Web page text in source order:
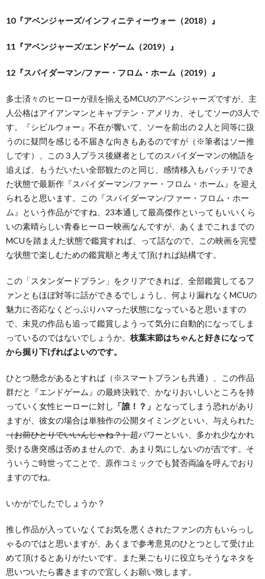
10『アベンジャーズ/インフィニティーウォー（2018）』
11『アベンジャーズ/エンドゲーム（2019）』
12『スパイダーマン/ファー・フロム・ホーム（2019）』
多士済々のヒーローが顔を揃えるMCUのアベンジャーズですが、主
人公格はアイアンマンとキャプテン・アメリカ、そしてソーの3人で
す。『シビルウォー』不在が響いて、ソーを前出の２人と同等に扱
うのに疑問を感じる不届きな向きもあるのですが（※筆者はソー推
しです）、この３人プラス後継者としてのスパイダーマンの物語を
追えば、もうだいたい全部観たのと同じ、感情移入もバッチリでき
た状態で最新作『スパイダーマン/ファー・フロム・ホーム』を迎え
られると思います。この『スパイダーマン/ファー・フロム・ホー
ム』という作品がですね、23本通して最高傑作といってもいいくら
いの素晴らしい青春ヒーロー映画なんですが、あくまでこれまでの
MCUを踏まえた状態で鑑賞すれば、って話なので、この映画を完璧
な状態で楽しむための鑑賞順と考えて頂ければ結構です。
この「スタンダードプラン」をクリアできれば、全部鑑賞してるフ
ァンともほぼ対等に話ができるでしょうし、何より漏れなくMCUの
魅力に否応なくどっぷりハマった状態になっていると思いますの
で、未見の作品も追って鑑賞しようって気分に自動的になってしま
っているのではないでしょうか。 枝葉末節はちゃんと好きになって
から掘り下げればよいのです。
ひとつ懸念があるとすれば（※スマートプランも共通）、この作品
群だと『エンドゲーム』の最終決戦で、かなりおいしいところを持
っていく女性ヒーローに対し 「誰！？」 となってしまう恐れがあり
ますが、彼女の場合は単独作の公開タイミングといい、与えられた
（お前ひとりでいいんじゃね？）超パワーといい、多かれ少なかれ
受ける唐突感は否めませんので、あまり気にしないのが吉です。そ
ういうご時世ってことで、原作コミックでも賛否両論を呼んでおり
ますのでね。
いかがでしたでしょうか？
推し作品が入っていなくてお気を悪くされたファンの方もいらっし
ゃるのではと思いますが、あくまで参考意見のひとつとして受け止
めて頂けるとありがたいです。また巣ごもりに役立ちそうなネタを
思いついたら書きますので宜しくお願い致します。